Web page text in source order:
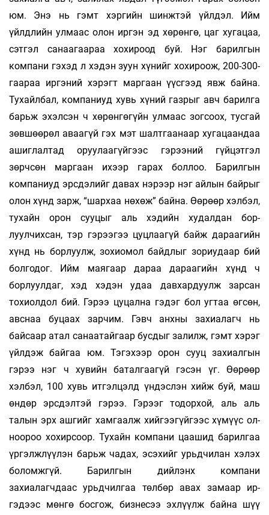
юм. Энэ нь гэмт хэргийн шинж­­тэй үйл­­­дэл. Ийм
үйлдлийн улмаас олон иргэн эд хө­­­­­­рөнгө, цаг хугацаа,
сэтгэл санаагаараа хохи­роод буй. Нэг барилгын
компани гэхэд л хэдэн зуун хүнийг хохироож, 200-300-
гаараа иргэ­­­ний хэрэгт маргаан үүсгээд явж байна.
Тухайл­бал, компаниуд хувь хүний газрыг авч ба­­рилга
барьж эхэлсэн ч хөрөнгөгүйн улмаас зогсоох, тус­­­гай
зөвшөөрөл аваагүй гэх мэт шалтгаанаар ху­­гацаандаа
ашиглалтад оруулаагүйгээс гэрээ­ний гүйцэтгэл
зөрчсөн маргаан ихээр гарах бол­­лоо. Барилгын
компаниуд эрсдэлийг да­вах нэ­рээр нэг айлын байрыг
олон хүнд зарж, “шар­­хаа нөхөж” байна. Өөрөөр хэлбэл,
ту­хайн орон сууцыг аль хэдийн худалдан бор­­­
луулчихсан, тэр гэрээгээ цуцлаагүй байж дараагийн
хүнд нь борлуулж, зохиомол байдлыг зориудаар бий
болгодог. Ийм маягаар дараа дараагийн хүнд ч
борлуулдаг, хэд хэдэн удаа давхардуулж зар­сан
тохиолдол бий. Гэрээ цуцална гэдэг бол уг­таа өг­сөн,
авснаа буцаах зарчим. Гэвч анхны за­­хиа­лагч нь
байсаар атал санаатайгаар бусдыг за­лилж, гэмт хэрэг
үйлдэж байгаа юм. Тэгэхээр орон сууц захиалгын
гэрээ нэг ч хувийн ба­­тал­гаагүй гэсэн үг. Өөрөөр
хэлбэл, 100 хувь ит­­гэл­­цэлд үндэслэн хийж буй, маш
өндөр эрс­­­дэл­­тэй гэрээ. Гэрээг тодорхой, аль аль
талын эрх аш­гийг хамгаалж хийгээгүйгээс хүмүүс ол­
ноо­роо хохирсоор. Тухайн компани цаа­шид ба­­­рил­­гаа
үргэлжлүүлэн барьж чадах, эсэ­хийг урьд­­­чи­лан хэлэх
боломжгүй. Барил­­гын дий­­­­­лэнх ком­­­­­­пани
захиалагчдаас урьдчилгаа төл­­­­­­бөр авах за­­­­­маар ир­­
гэдээс мөнгө босгож, биз­­­не­сээ эх­­­­лүүлж байна шүү